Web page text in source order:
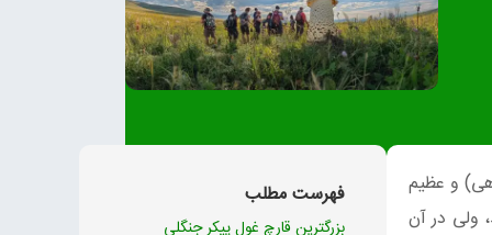
و عظیم
ولی در آن
فهرست مطلب
بزرگترین قارچ غول پیکر جنگلی